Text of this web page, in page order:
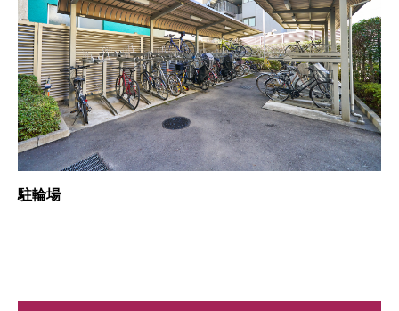
駐輪場